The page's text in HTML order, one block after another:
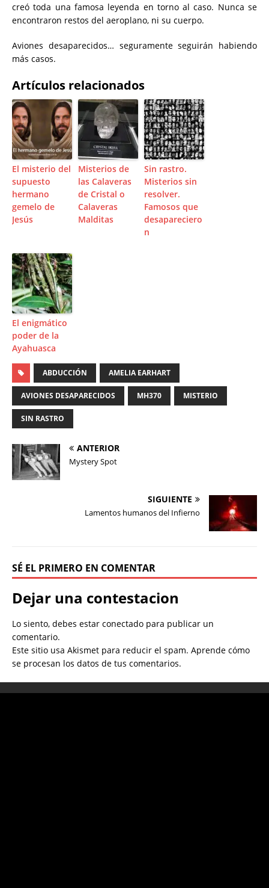
creó toda una famosa leyenda en torno al caso. Nunca se
encontraron restos del aeroplano, ni su cuerpo.
Aviones desaparecidos… seguramente seguirán habiendo
más casos.
Artículos relacionados
El misterio del
supuesto
hermano
gemelo de
Jesús
Misterios de
las Calaveras
de Cristal o
Calaveras
Malditas
Sin rastro.
Misterios sin
resolver.
Famosos que
desapareciero
n
El enigmático
poder de la
Ayahuasca
ABDUCCIÓN AMELIA EARHART
AVIONES DESAPARECIDOS MH370 MISTERIO
SIN RASTRO
ANTERIOR
Mystery Spot
SIGUIENTE
Lamentos humanos del Infierno
SÉ EL PRIMERO EN COMENTAR
Dejar una contestacion
Lo siento, debes estar conectado para publicar un
comentario.
Este sitio usa Akismet para reducir el spam. Aprende cómo
se procesan los datos de tus comentarios.